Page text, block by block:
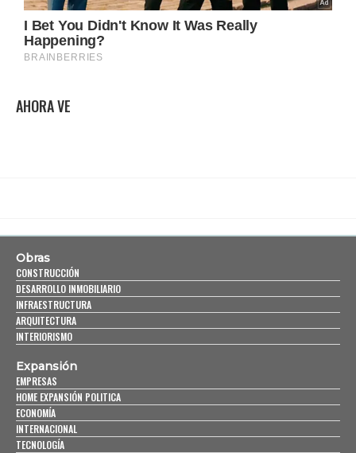
AHORA VE
Obras
CONSTRUCCIÓN
DESARROLLO INMOBILIARIO
INFRAESTRUCTURA
ARQUITECTURA
INTERIORISMO
Expansión
EMPRESAS
HOME EXPANSIÓN POLITICA
ECONOMÍA
INTERNACIONAL
TECNOLOGÍA